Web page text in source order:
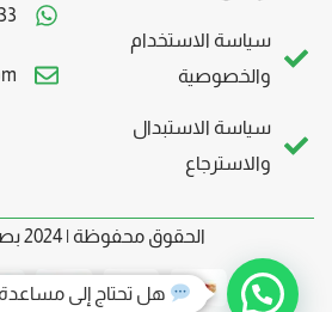
سياسة الاستخدام
والخصوصية
سياسة الاستبدال
والاسترجاع
الحقوق محفوظة | 2024 بصمة التغيير
هل تحتاج إلى